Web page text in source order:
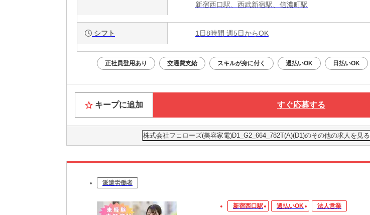
新宿西口駅、西武新宿駅、信濃町駅
シフト 1日8時間 週5日からOK
正社員登用あり 交通費支給 スキルが身に付く 週払いOK 日払いOK
キープに追加 すぐ応募する
株式会社フェローズ(美容家電)D1_G2_664_782T(A)(D1)のその他の求人を見る
派遣労働者
新宿西口駅 週払いOK 法人営業